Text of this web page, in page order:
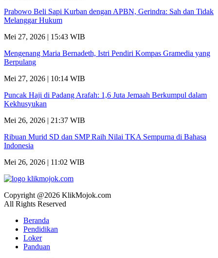
Prabowo Beli Sapi Kurban dengan APBN, Gerindra: Sah dan Tidak
Melanggar Hukum
Mei 27, 2026 | 15:43 WIB
Mengenang Maria Bernadeth, Istri Pendiri Kompas Gramedia yang
Berpulang
Mei 27, 2026 | 10:14 WIB
Puncak Haji di Padang Arafah: 1,6 Juta Jemaah Berkumpul dalam
Kekhusyukan
Mei 26, 2026 | 21:37 WIB
Ribuan Murid SD dan SMP Raih Nilai TKA Sempurna di Bahasa
Indonesia
Mei 26, 2026 | 11:02 WIB
Copyright @2026 KlikMojok.com
All Rights Reserved
Beranda
Pendidikan
Loker
Panduan